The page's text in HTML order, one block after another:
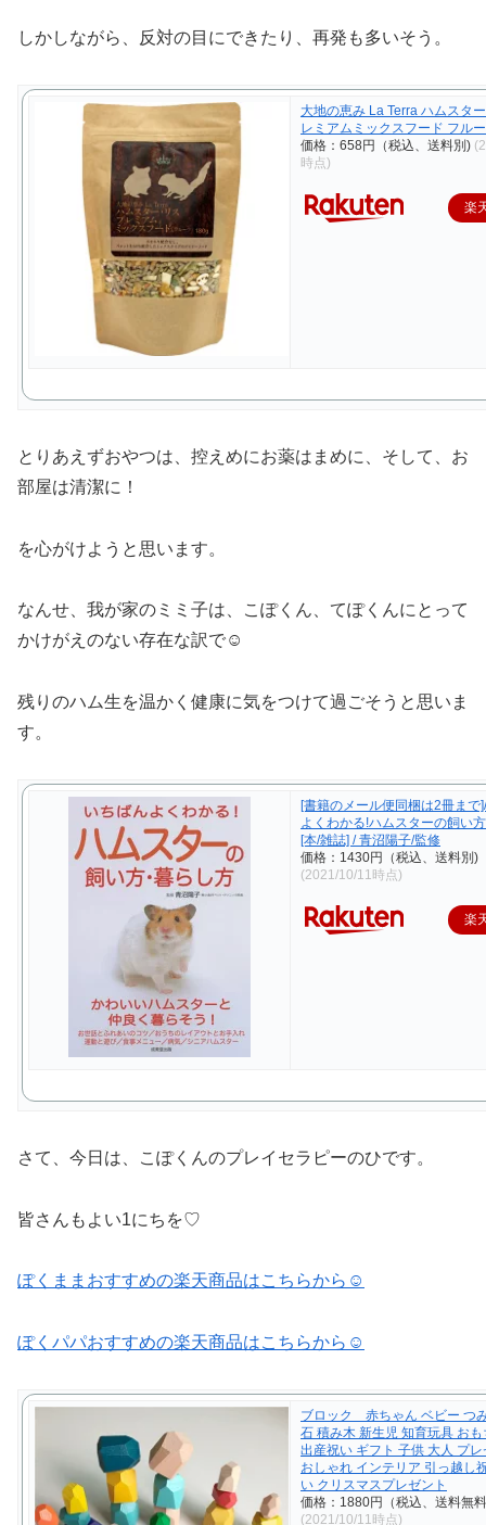
しかしながら、反対の目にできたり、再発も多いそう。
大地の恵み La Terra ハムスタ
レミアムミックスフード フル
価格：658円（税込、送料別)
時点)
楽
とりあえずおやつは、控えめにお薬はまめに、そして、お
部屋は清潔に！
を心がけようと思います。
なんせ、我が家のミミ子は、こぽくん、てぽくんにとって
かけがえのない存在な訳で☺︎
残りのハム生を温かく健康に気をつけて過ごそうと思いま
す。
[書籍のメール便同梱は2冊まで
よくわかる!ハムスターの飼い
[本/雑誌] / 青沼陽子/監修
価格：1430円（税込、送料別)
(2021/10/11時点)
楽
さて、今日は、こぽくんのプレイセラピーのひです。
皆さんもよい1にちを♡
ぽくままおすすめの楽天商品はこちらから☺︎
ぽくパパおすすめの楽天商品はこちらから☺︎
ブロック 赤ちゃん ベビー つ
石 積み木 新生児 知育玩具 お
出産祝い ギフト 子供 大人 プ
おしゃれ インテリア 引っ越し
い クリスマスプレゼント
価格：1880円（税込、送料無
(2021/10/11時点)